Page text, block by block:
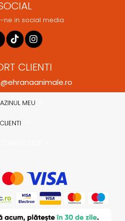
ne in social media
CLIENTI
MEU
CLIENTI